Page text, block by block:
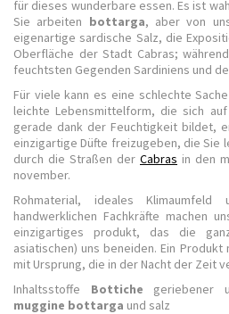
für dieses wunderbare essen. Es ist
Sie arbeiten bottarga, aber von
eigenartige sardische Salz, die
Oberfläche der Stadt Cabras;
feuchtsten Gegenden Sardiniens und
Für viele kann es eine schlechte
leichte Lebensmittelform, die sich
gerade dank der Feuchtigkeit bildet,
einzigartige Düfte freizugeben, die Sie
durch die Straßen der Cabras in den
november.
Rohmaterial, ideales
handwerklichen Fachkräfte machen
einzigartiges produkt, das die
asiatischen) uns beneiden. Ein
mit Ursprung, die in der Nacht der Zeit
Inhaltsstoffe Bottiche geriebener
muggine bottarga und salz